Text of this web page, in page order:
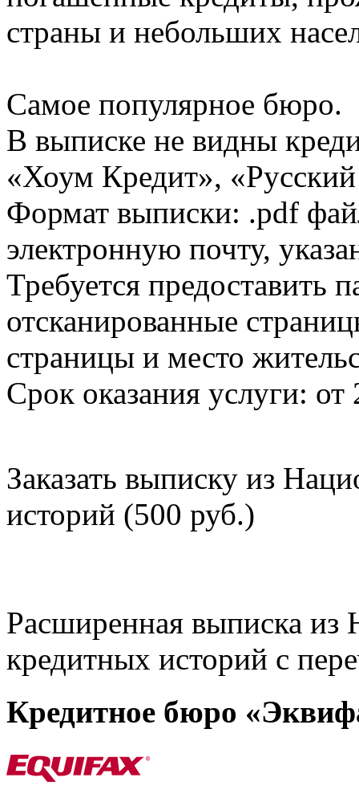
страны и небольших
Самое популярное бюро.
В выписке не видны
«Хоум Кредит»,
Формат выписки: .pdf
электронную почту,
Требуется предоставить
отсканированные
страницы и место
Срок оказания услуги: от
Заказать выписку из
историй (500 руб.)
Расширенная выписка из
кредитных историй с
Кредитное бюро